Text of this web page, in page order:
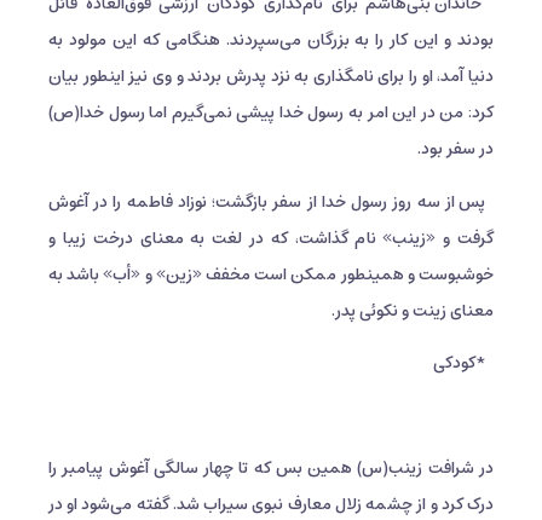
بودند و این کار را به بزرگان می‌سپردند. هنگامی که این مولود به
دنیا آمد، او را برای نامگذاری به نزد پدرش بردند و وی نیز اینطور بیان
کرد: من در این امر به رسول خدا پیشی نمی‌گیرم اما رسول خدا(ص)
در سفر بود.
پس از سه روز رسول خدا از سفر بازگشت؛ نوزاد فاطمه را در آغوش
گرفت و «زینب» نام گذاشت، که در لغت به معنای درخت زیبا و
خوشبوست و همینطور ممکن است مخفف «زین» و «أب» باشد به
معنای زینت و نکوئی پدر.
*کودکی
در شرافت زینب(س) همین بس که تا چهار سالگی آغوش پیامبر را
درک کرد و از چشمه زلال معارف نبوی سیراب شد. گفته می‌شود او در